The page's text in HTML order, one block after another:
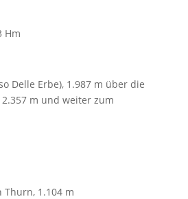
Hm
Delle Erbe), 1.987 m über die
m und weiter zum
1.104 m